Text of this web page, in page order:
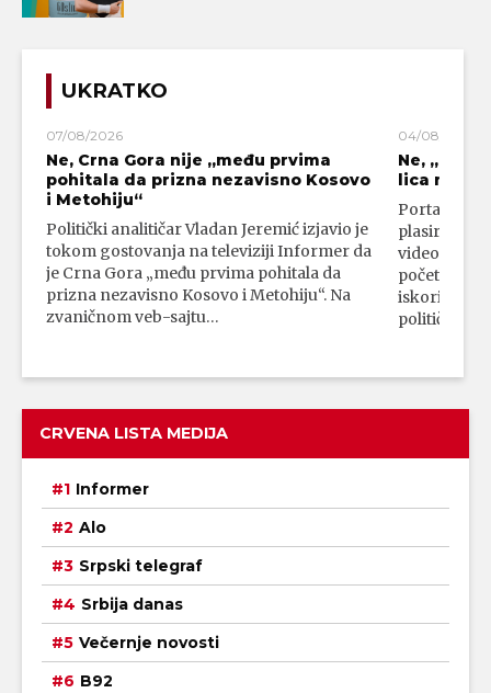
UKRATKO
07/08/2026
Ne, Crna Gora nije „među prvima
pohitala da prizna nezavisno Kosovo
i Metohiju“
Politički analitičar Vladan Jeremić izjavio je
tokom gostovanja na televiziji Informer da
je Crna Gora „među prvima pohitala da
prizna nezavisno Kosovo i Metohiju“. Na
zvaničnom veb-sajtu…
04/08/2026
Ne,
lica
Portal 24
plasirali su
video-
početka
iskorišćava
političkim
CRVENA LISTA MEDIJA
Informer
Alo
Srpski telegraf
Srbija danas
Večernje novosti
B92